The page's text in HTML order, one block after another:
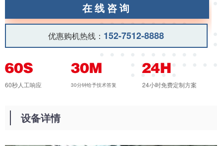
在线咨询
优惠购机热线： 152-7512-8888
60秒人工响应 30分钟给予技术答复 24小时免费定制方案
设备详情